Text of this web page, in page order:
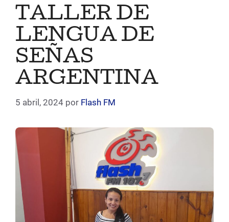
TALLER DE
LENGUA DE
SEÑAS
ARGENTINA
5 abril, 2024 por Flash FM